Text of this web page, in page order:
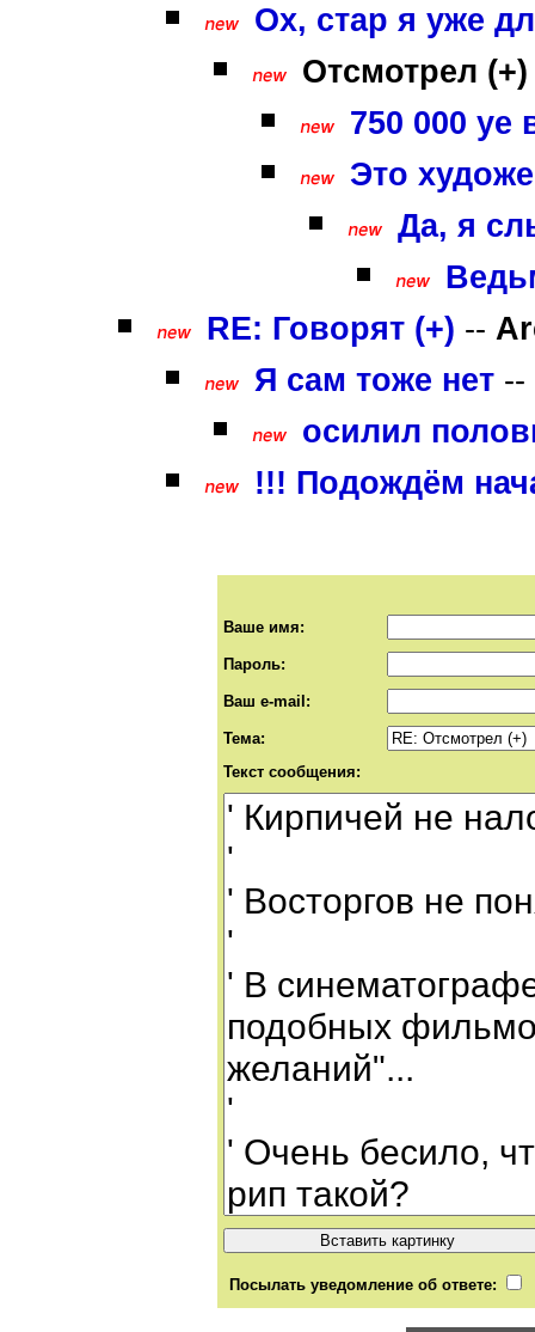
Ох, стар я уже
Отсмотрел (+)
750 000 уе
Это
Да, я
RE: Говорят (+) --
Я сам тоже нет --
осилил
!!! Подождём
Ваше имя:
Пароль:
Ваш e-mail:
Тема:
Текст сообщения:
Посылать уведомление об ответе: